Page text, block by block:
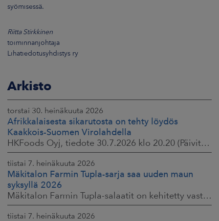
syömisessä.
Riitta Stirkkinen
toiminnanjohtaja
Lihatiedotusyhdistys ry
Arkisto
torstai 30. heinäkuuta 2026
Afrikkalaisesta sikarutosta on tehty löydös
Kaakkois-Suomen Virolahdella
HKFoods Oyj, tiedote 30.7.2026 klo 20.20 (Päivitetty 3.8.2026 )
tiistai 7. heinäkuuta 2026
Mäkitalon Farmin Tupla-sarja saa uuden maun
syksyllä 2026
Mäkitalon Farmin Tupla-salaatit on kehitetty vastaamaan kuluttajien toiveisiin ruokaisista, proteiinipitoisista ja helposti mukaan otettavista aterioista.
tiistai 7. heinäkuuta 2026